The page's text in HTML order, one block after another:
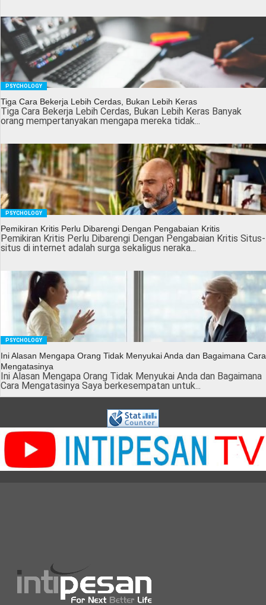
PSYCHOLOGY
Tiga Cara Bekerja Lebih Cerdas, Bukan Lebih Keras
Tiga Cara Bekerja Lebih Cerdas, Bukan Lebih Keras Banyak
orang mempertanyakan mengapa mereka tidak...
PSYCHOLOGY
Pemikiran Kritis Perlu Dibarengi Dengan Pengabaian Kritis
Pemikiran Kritis Perlu Dibarengi Dengan Pengabaian Kritis Situs-
situs di internet adalah surga sekaligus neraka...
PSYCHOLOGY
Ini Alasan Mengapa Orang Tidak Menyukai Anda dan Bagaimana Cara
Mengatasinya
Ini Alasan Mengapa Orang Tidak Menyukai Anda dan Bagaimana
Cara Mengatasinya Saya berkesempatan untuk...